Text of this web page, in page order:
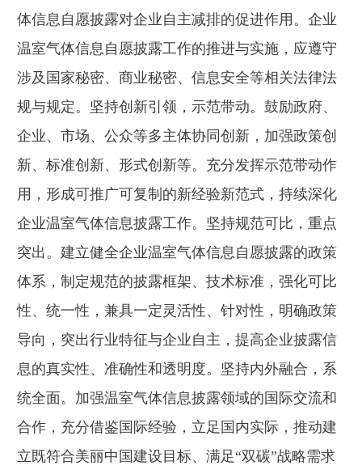
体信息自愿披露对企业自主减排的促进作用。企业
温室气体信息自愿披露工作的推进与实施，应遵守
涉及国家秘密、商业秘密、信息安全等相关法律法
规与规定。坚持创新引领，示范带动。鼓励政府、
企业、市场、公众等多主体协同创新，加强政策创
新、标准创新、形式创新等。充分发挥示范带动作
用，形成可推广可复制的新经验新范式，持续深化
企业温室气体信息披露工作。坚持规范可比，重点
突出。建立健全企业温室气体信息自愿披露的政策
体系，制定规范的披露框架、技术标准，强化可比
性、统一性，兼具一定灵活性、针对性，明确政策
导向，突出行业特征与企业自主，提高企业披露信
息的真实性、准确性和透明度。坚持内外融合，系
统全面。加强温室气体信息披露领域的国际交流和
合作，充分借鉴国际经验，立足国内实际，推动建
立既符合美丽中国建设目标、满足“双碳”战略需求